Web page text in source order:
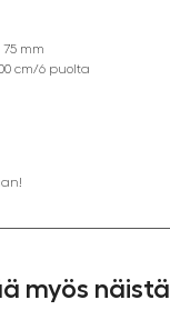
75 mm
cm/6 puolta
myös näistä